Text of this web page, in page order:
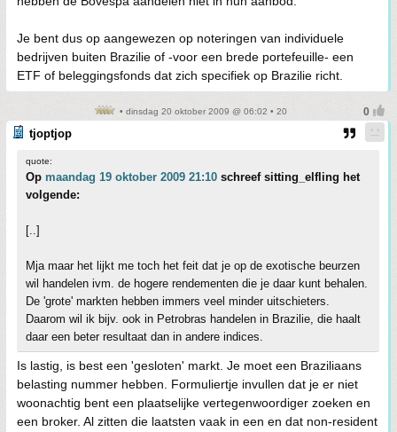
Je bent dus op aangewezen op noteringen van individuele
bedrijven buiten Brazilie of -voor een brede portefeuille- een
ETF of beleggingsfonds dat zich specifiek op Brazilie richt.
• dinsdag 20 oktober 2009 @ 06:02 • 20
tjoptjop
quote:
Op maandag 19 oktober 2009 21:10 schreef sitting_elfling het
volgende:
[..]
Mja maar het lijkt me toch het feit dat je op de exotische beurzen
wil handelen ivm. de hogere rendementen die je daar kunt behalen.
De 'grote' markten hebben immers veel minder uitschieters.
Daarom wil ik bijv. ook in Petrobras handelen in Brazilie, die haalt
daar een beter resultaat dan in andere indices.
Is lastig, is best een 'gesloten' markt. Je moet een Braziliaans
belasting nummer hebben. Formuliertje invullen dat je er niet
woonachtig bent een plaatselijke vertegenwoordiger zoeken en
een broker. Al zitten die laatsten vaak in een en dat non-resident